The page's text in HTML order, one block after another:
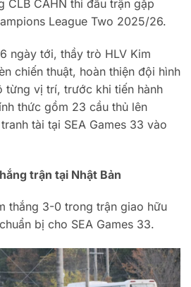
CLB CAHN thi đấu trận gặp
League Two 2025/26.
ngày tới, thầy trò HLV Kim
chiến thuật, hoàn thiện đội hình
từng vị trí, trước khi tiến hành
thức gồm 23 cầu thủ lên
tài tại SEA Games 33 vào
trận tại Nhật Bản
thắng 3-0 trong trận giao hữu
bị cho SEA Games 33.